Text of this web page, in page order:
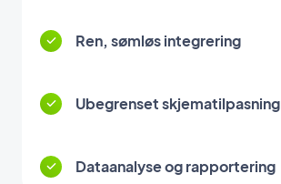
Ren, sømløs integrering
Ubegrenset skjematilpasning
Dataanalyse og rapportering